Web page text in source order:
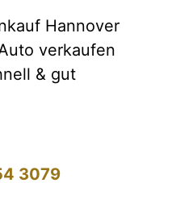
Hannover
verkaufen
& gut
3079